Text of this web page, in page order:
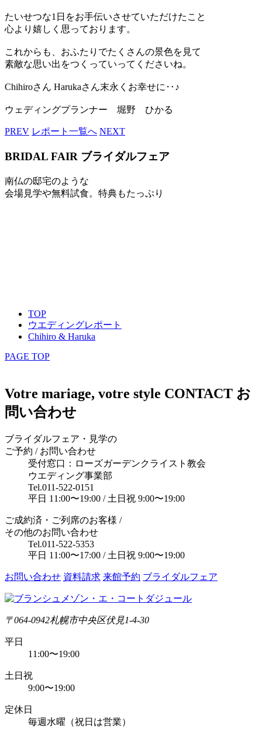
たいせつな1日をお手伝いさせていただけたこと
心より嬉しく思っております。
これからも、おふたりでたくさんの景色を見て
素敵な思い出をつくっていってくださいね。
Chihiroさん Harukaさん末永くお幸せに‥♪
ウェディングプランナー 堀野 ひかる
PREV レポート一覧へ NEXT
BRIDAL FAIR ブライダルフェア
南仏の邸宅のような
会場見学や無料試食。特典もたっぷり
TOP
ウエディングレポート
Chihiro & Haruka
PAGE TOP
Votre mariage, votre style CONTACT お
問い合わせ
ブライダルフェア・見学の
ご予約 / お問い合わせ
受付窓口：ローズガーデンクライスト教会
ウエディング事業部
Tel.011-522-0151
平日 11:00〜19:00 / 土日祝 9:00〜19:00
ご成約済・ご列席のお客様 /
その他のお問い合わせ
Tel.011-522-5353
平日 11:00〜17:00 / 土日祝 9:00〜19:00
お問い合わせ 資料請求 来館予約 ブライダルフェア
〒064-0942札幌市中央区伏見1-4-30
平日
11:00〜19:00
土日祝
9:00〜19:00
定休日
毎週水曜（祝日は営業）